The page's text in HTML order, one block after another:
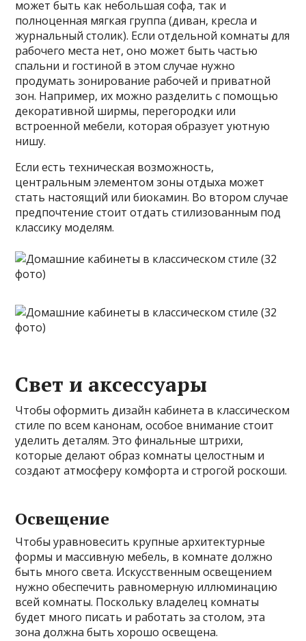
может быть как небольшая софа, так и
полноценная мягкая группа (диван, кресла и
журнальный столик). Если отдельной комнаты для
рабочего места нет, оно может быть частью
спальни и гостиной в этом случае нужно
продумать зонирование рабочей и приватной
зон. Например, их можно разделить с помощью
декоративной ширмы, перегородки или
встроенной мебели, которая образует уютную
нишу.
Если есть техническая возможность,
центральным элементом зоны отдыха может
стать настоящий или биокамин. Во втором случае
предпочтение стоит отдать стилизованным под
классику моделям.
Свет и аксессуары
Чтобы оформить дизайн кабинета в классическом
стиле по всем канонам, особое внимание стоит
уделить деталям. Это финальные штрихи,
которые делают образ комнаты целостным и
создают атмосферу комфорта и строгой роскоши.
Освещение
Чтобы уравновесить крупные архитектурные
формы и массивную мебель, в комнате должно
быть много света. Искусственным освещением
нужно обеспечить равномерную иллюминацию
всей комнаты. Поскольку владелец комнаты
будет много писать и работать за столом, эта
зона должна быть хорошо освещена.